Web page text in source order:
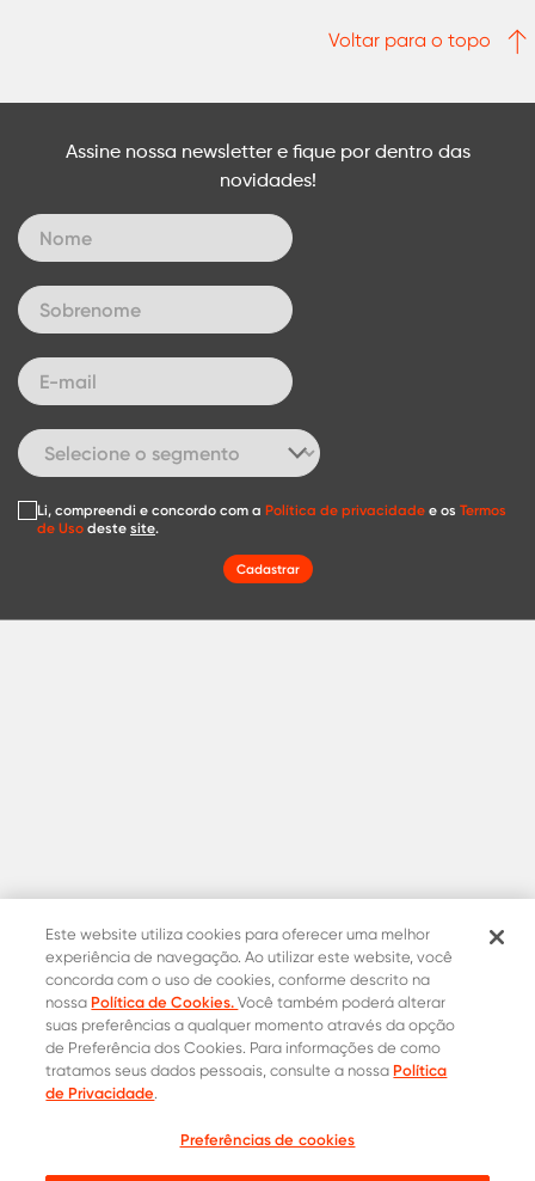
Voltar para o topo
Assine nossa newsletter e fique por dentro das
novidades!
Li, compreendi e concordo com a Política de privacidade e os Termos
de Uso deste site.
Cadastrar
Contatos Oficiais
Onde comprar
Este website utiliza cookies para oferecer uma melhor
experiência de navegação. Ao utilizar este website, você
concorda com o uso de cookies, conforme descrito na
nossa Política de Cookies.Você também poderá alterar
suas preferências a qualquer momento através da opção
de Preferência dos Cookies. Para informações de como
tratamos seus dados pessoais, consulte a nossa Política
de Privacidade.
Preferências de cookies